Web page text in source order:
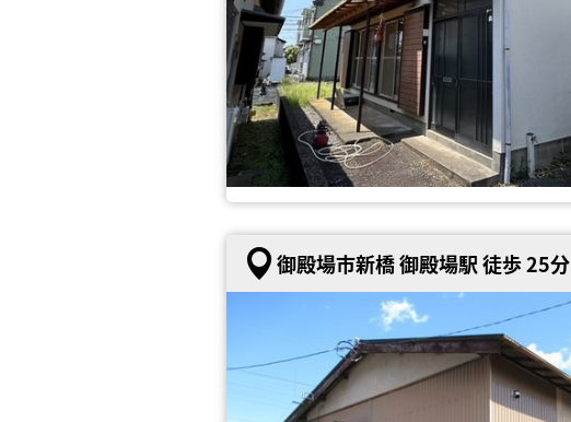
御殿場市新橋 御殿場駅 徒歩 25分